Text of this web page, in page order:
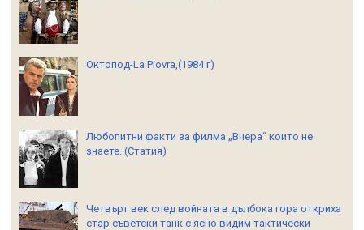
Октопод-La Piovra,(1984 г)
Любопитни факти за филма „Вчера“ които не
знаете..(Статия)
Четвърт век след войната в дълбока гора откриха
стар съветски танк с ясно видим тактически